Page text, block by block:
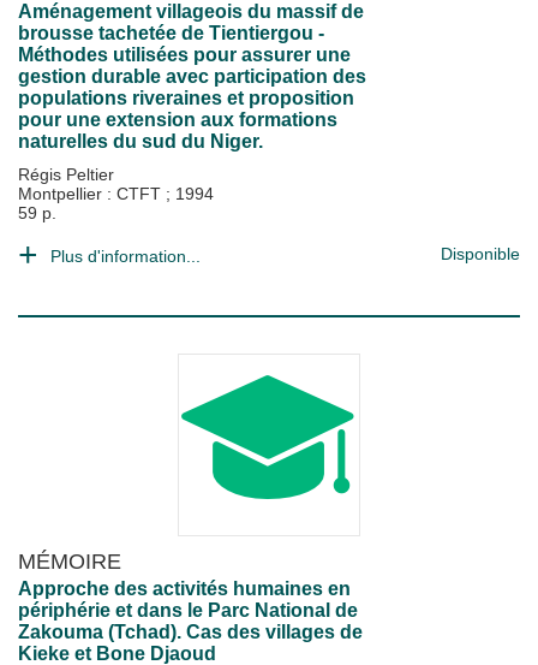
Aménagement villageois du massif de
brousse tachetée de Tientiergou -
Méthodes utilisées pour assurer une
gestion durable avec participation des
populations riveraines et proposition
pour une extension aux formations
naturelles du sud du Niger.
Régis Peltier
Montpellier : CTFT ; 1994
59 p.
Plus d'information... Disponible
MÉMOIRE
Approche des activités humaines en
périphérie et dans le Parc National de
Zakouma (Tchad). Cas des villages de
Kieke et Bone Djaoud